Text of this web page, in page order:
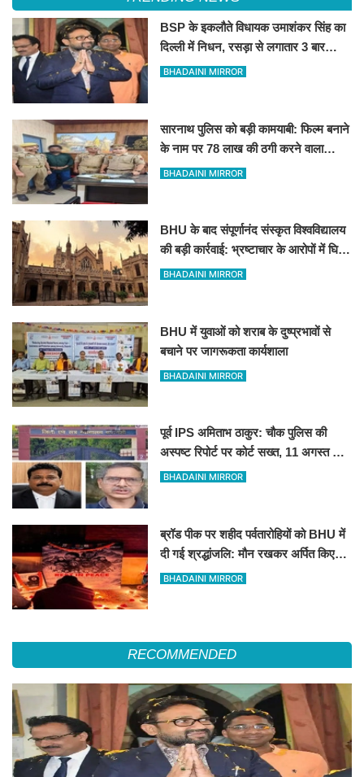
BSP के इकलौते विधायक उमाशंकर सिंह का
दिल्ली में निधन, रसड़ा से लगातार 3 बार
जीतकर रचा था इतिहास
BHADAINI MIRROR
सारनाथ पुलिस को बड़ी कामयाबी: फिल्म बनाने
के नाम पर 78 लाख की ठगी करने वाला
शातिर मुंबई से गिरफ्तार
BHADAINI MIRROR
BHU के बाद संपूर्णानंद संस्कृत विश्वविद्यालय
की बड़ी कार्रवाई: भ्रष्टाचार के आरोपों में घिरे
प्रो. ब्रजभूषण ओझा सभी निकायों से
BHADAINI MIRROR
BHU में युवाओं को शराब के दुष्प्रभावों से
बचाने पर जागरूकता कार्यशाला
BHADAINI MIRROR
पूर्व IPS अमिताभ ठाकुर: चौक पुलिस की
अस्पष्ट रिपोर्ट पर कोर्ट सख्त, 11 अगस्त को
मांगी स्पष्ट जांच आख्या
BHADAINI MIRROR
ब्रॉड पीक पर शहीद पर्वतारोहियों को BHU में
दी गई श्रद्धांजलि: मौन रखकर अर्पित किए
पुष्प
BHADAINI MIRROR
RECOMMENDED